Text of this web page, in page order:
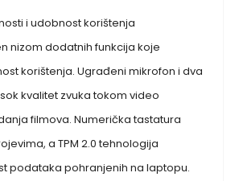
i udobnost korištenja
nizom dodatnih funkcija koje
korištenja. Ugrađeni mikrofon i dva
kvalitet zvuka tokom video
filmova. Numerička tastatura
a TPM 2.0 tehnologija
podataka pohranjenih na laptopu.